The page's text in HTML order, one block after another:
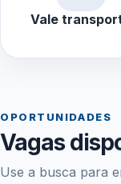
Vale
OPORTUNIDADES
Vagas
Use a busca para